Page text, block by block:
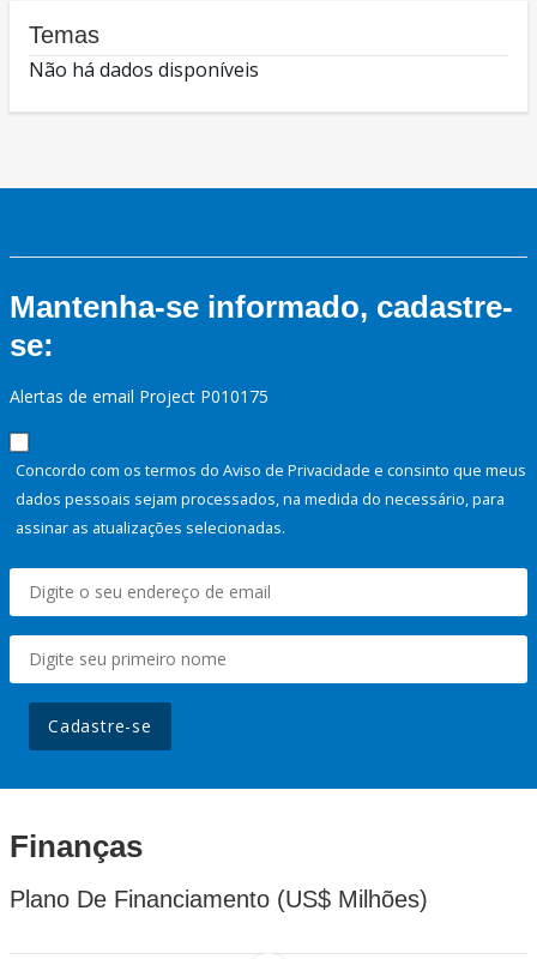
Temas
Não há dados disponíveis
Mantenha-se informado, cadastre-
se:
Alertas de email Project P010175
Concordo com os termos do Aviso de Privacidade e consinto que meus
dados pessoais sejam processados, na medida do necessário, para
assinar as atualizações selecionadas.
Cadastre-se
Finanças
Plano De Financiamento (US$ Milhões)